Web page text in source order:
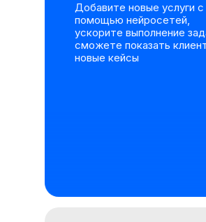
Добавите новые услуги с
помощью нейросетей,
ускорите выполнение
сможете показать
новые кейсы